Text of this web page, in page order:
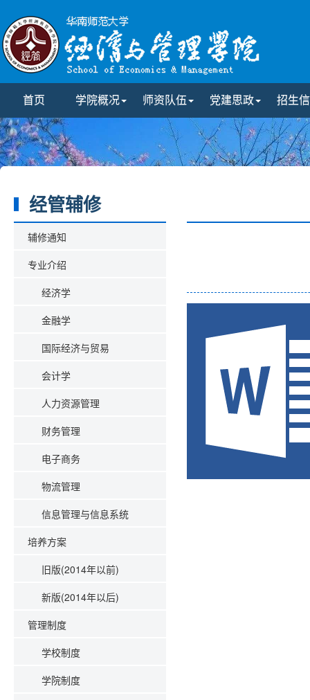
首页 学院概况 师资队伍 党建思政 招生
经管辅修
辅修通知
专业介绍
经济学
金融学
国际经济与贸易
会计学
人力资源管理
财务管理
电子商务
物流管理
信息管理与信息系统
培养方案
旧版(2014年以前)
新版(2014年以后)
管理制度
学校制度
学院制度